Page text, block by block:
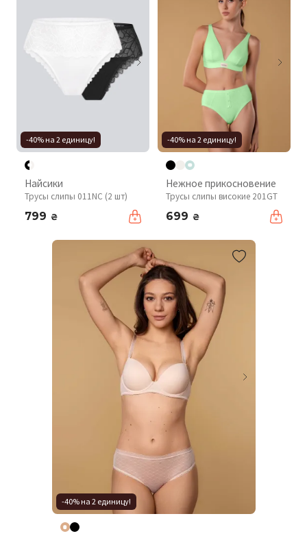
-40% на 2 единицу!
Найсики
Трусы слипы 011NC (2 шт)
799 ₴
-40% на 2 единицу!
Нежное прикосновение
Трусы слипы високие 201GT
699 ₴
-40% на 2 единицу!